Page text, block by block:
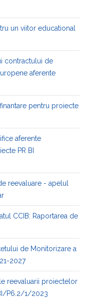
un viitor educational
contractului de
aferente
pentru proiecte
aferente
PR BI
reevaluare - apelul
CCIB: Raportarea de
de Monitorizare a
2027
reevaluarii proiectelor
P6.2/1/2023